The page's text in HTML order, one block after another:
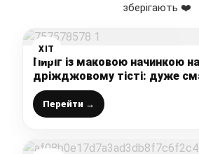
зберігають ❤️
ХІТ
Пиріг із маковою начинкою на
дріжджовому тісті: дуже
запашні, смак просто
Перейти →